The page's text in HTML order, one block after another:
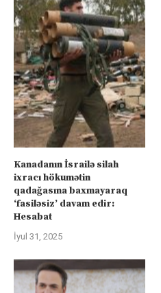
Kanadanın İsrailə silah
ixracı hökumətin
qadağasına baxmayaraq
‘fasiləsiz’ davam edir:
Hesabat
İyul 31, 2025